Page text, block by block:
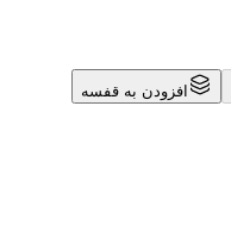
افزودن به قفسه